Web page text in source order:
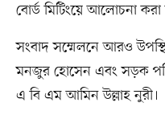
বোর্ড মিটিংয়ে আলোচনা করা
সংবাদ সম্মেলনে আরও
মনজুর হোসেন এবং সড়ক
এ বি এম আমিন উল্লাহ নুরী।